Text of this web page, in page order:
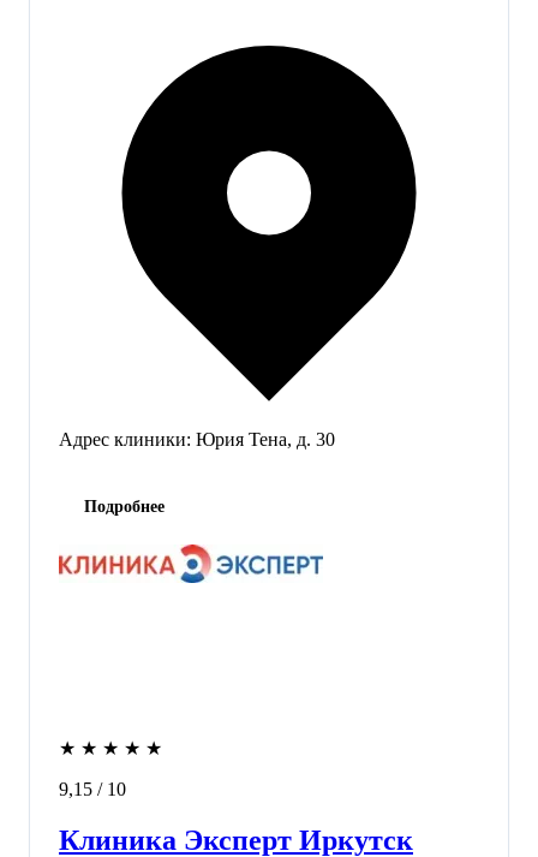
Адрес клиники: Юрия Тена, д. 30
Подробнее
★ ★ ★ ★ ★
9,15 / 10
Клиника Эксперт Иркутск